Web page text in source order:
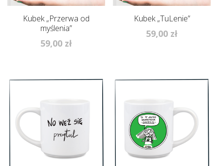
Kubek „Przerwa od
myślenia”
59,00 zł
Kubek „TuLenie”
59,00 zł